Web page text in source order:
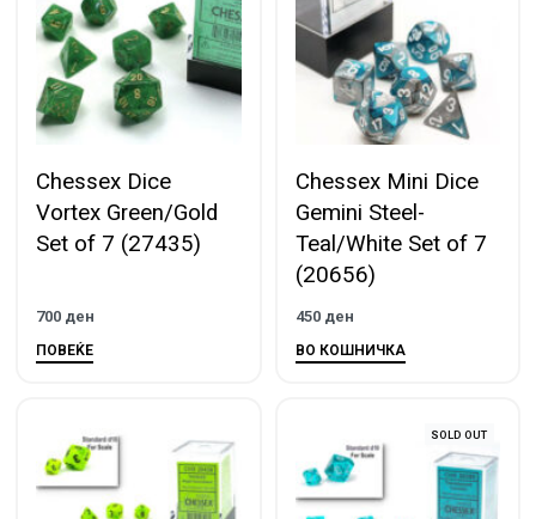
Chessex Dice
Vortex Green/Gold
Set of 7 (27435)
700 ден
ПОВЕЌЕ
Chessex Mini Dice
Gemini Steel-
Teal/White Set of 7
(20656)
450 ден
ВО КОШНИЧКА
SOLD OUT